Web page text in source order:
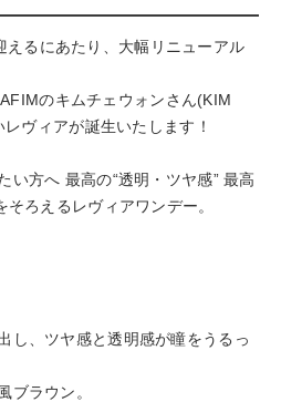
るにあたり、大幅リニューアル
のキムチェウォンさん(KIM
ヴィアが誕生いたします！
い方へ 最高の“透明・ツヤ感” 最高
ろえるレヴィアワンデー。
し、ツヤ感と透明感が瞳をうるっ
ブラウン。